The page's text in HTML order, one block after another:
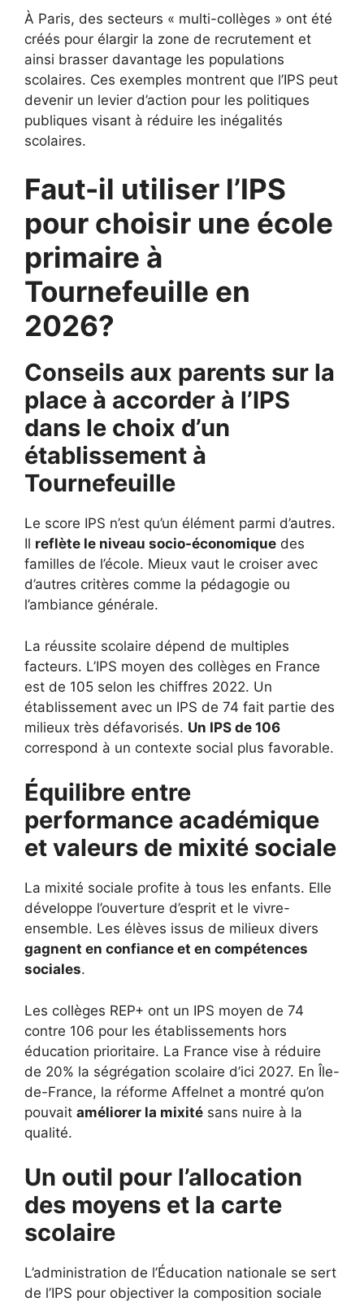
À Paris, des secteurs « multi-collèges » ont été
créés pour élargir la zone de recrutement et
ainsi brasser davantage les populations
scolaires. Ces exemples montrent que l’IPS peut
devenir un levier d’action pour les politiques
publiques visant à réduire les inégalités
scolaires.
Faut-il utiliser l’IPS
pour choisir une école
primaire à
Tournefeuille en
2026?
Conseils aux parents sur la
place à accorder à l’IPS
dans le choix d’un
établissement à
Tournefeuille
Le score IPS n’est qu’un élément parmi d’autres.
Il reflète le niveau socio-économique des
familles de l’école. Mieux vaut le croiser avec
d’autres critères comme la pédagogie ou
l’ambiance générale.
La réussite scolaire dépend de multiples
facteurs. L’IPS moyen des collèges en France
est de 105 selon les chiffres 2022. Un
établissement avec un IPS de 74 fait partie des
milieux très défavorisés. Un IPS de 106
correspond à un contexte social plus favorable.
Équilibre entre
performance académique
et valeurs de mixité sociale
La mixité sociale profite à tous les enfants. Elle
développe l’ouverture d’esprit et le vivre-
ensemble. Les élèves issus de milieux divers
gagnent en confiance et en compétences
sociales.
Les collèges REP+ ont un IPS moyen de 74
contre 106 pour les établissements hors
éducation prioritaire. La France vise à réduire
de 20% la ségrégation scolaire d’ici 2027. En Île-
de-France, la réforme Affelnet a montré qu’on
pouvait améliorer la mixité sans nuire à la
qualité.
Un outil pour l’allocation
des moyens et la carte
scolaire
L’administration de l’Éducation nationale se sert
de l’IPS pour objectiver la composition sociale